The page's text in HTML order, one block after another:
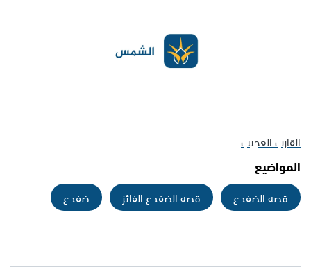
القارب العجيب
المواضيع
قصة الضفدع قصة الضفدع الفائز ضفدع